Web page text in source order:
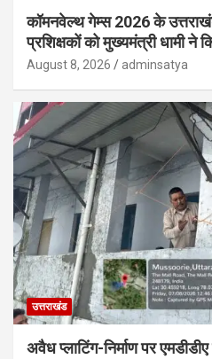
कॉमनवेल्थ गेम्स 2026 के
प्रशिक्षकों को मुख्यमंत्री धामी ने
August 8, 2026 adminsatya
उत्तराखंड
अवैध प्लाटिंग-निर्माण पर एमडीडीए